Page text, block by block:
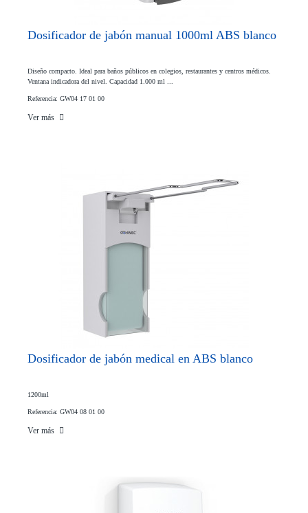
Dosificador de jabón manual 1000ml ABS blanco
Diseño compacto. Ideal para baños públicos en colegios, restaurantes y centros médicos.
Ventana indicadora del nivel. Capacidad 1.000 ml ...
Referencia: GW04 17 01 00
Ver más
Dosificador de jabón medical en ABS blanco
1200ml
Referencia: GW04 08 01 00
Ver más